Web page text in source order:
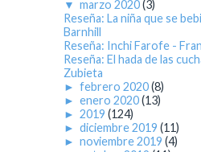
▼ marzo 2020(3)
Reseña: La niña que se
Barnhill
Reseña: Inchi Farofe -
Reseña: El hada de las
Zubieta
► febrero 2020(8)
► enero 2020(13)
► 2019 (124)
► diciembre 2019 (11)
► noviembre 2019 (4)